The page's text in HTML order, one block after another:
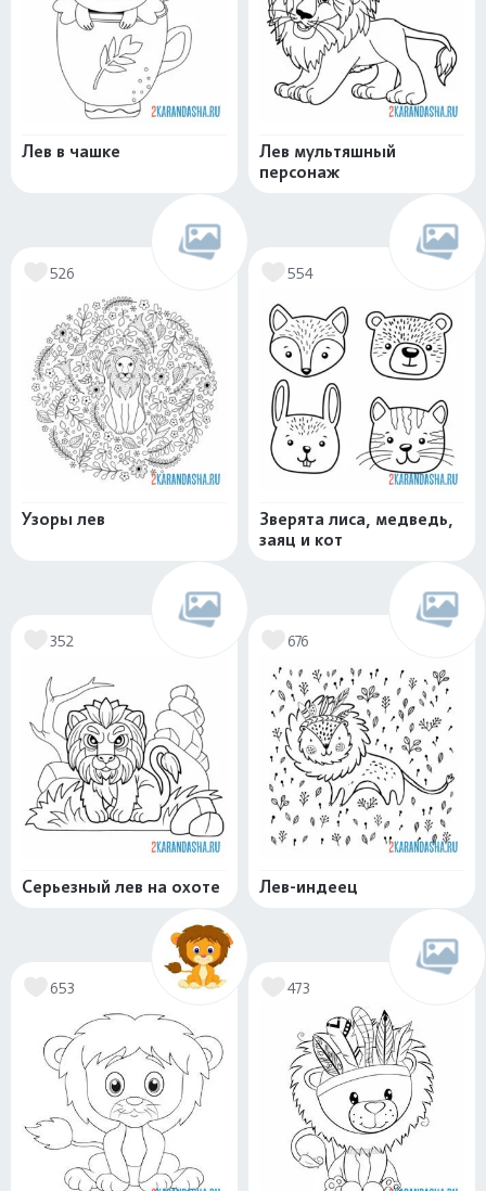
Лев в чашке
Лев мультяшный
персонаж
526
Узоры лев
554
Зверята лиса, медведь,
заяц и кот
352
Серьезный лев на охоте
676
Лев-индеец
653 473